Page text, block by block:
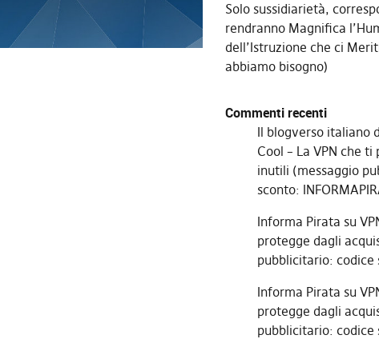
Solo sussidiarietà,
rendranno Magnifica
dell’Istruzione che ci
abbiamo bisogno)
Commenti recenti
Il blogverso italiano
Cool – La VPN che
inutili (messaggio
sconto:
Informa Pirata su
protegge dagli
pubblicitario: codice
Informa Pirata su
protegge dagli
pubblicitario: codice